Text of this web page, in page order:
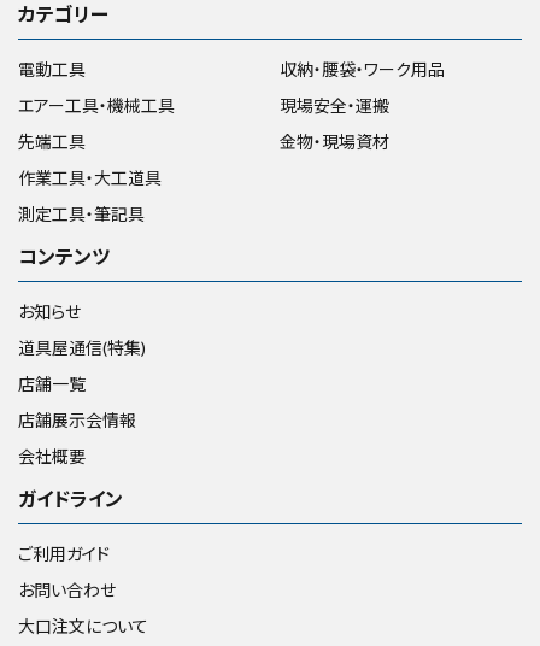
カテゴリー
電動工具
エアー工具・機械工具
先端工具
作業工具・大工道具
測定工具・筆記具
収納・腰袋・ワーク用品
現場安全・運搬
金物・現場資材
コンテンツ
お知らせ
道具屋通信(特集)
店舗一覧
店舗展示会情報
会社概要
ガイドライン
ご利用ガイド
お問い合わせ
大口注文について